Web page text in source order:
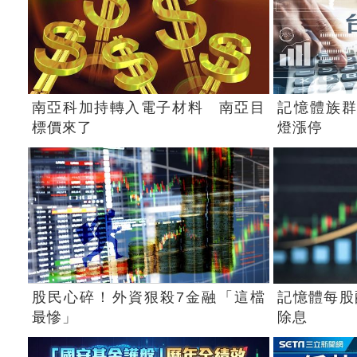
南亞科加持轉入電子材料 南亞目
標價來了
記憶體族
燈漲停
股民心碎！外資狠殺7金融「這檔
最慘」
記憶體每
除息